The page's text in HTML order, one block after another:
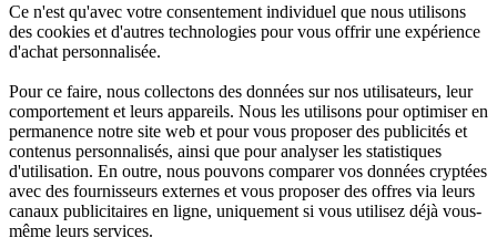
Ce n'est qu'avec votre consentement individuel que nous utilisons
des cookies et d'autres technologies pour vous offrir une expérience
d'achat personnalisée.
Pour ce faire, nous collectons des données sur nos utilisateurs, leur
comportement et leurs appareils. Nous les utilisons pour optimiser en
permanence notre site web et pour vous proposer des publicités et
contenus personnalisés, ainsi que pour analyser les statistiques
d'utilisation. En outre, nous pouvons comparer vos données cryptées
avec des fournisseurs externes et vous proposer des offres via leurs
canaux publicitaires en ligne, uniquement si vous utilisez déjà vous-
même leurs services.